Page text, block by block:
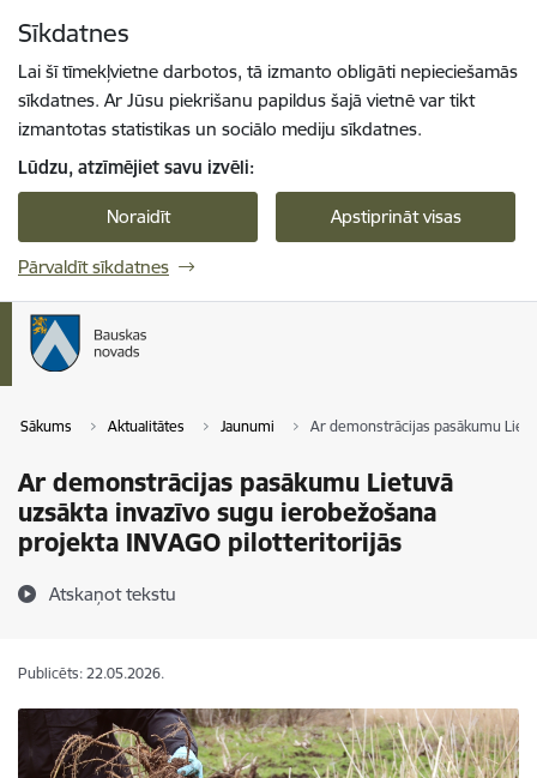
Sīkdatnes
Lai šī tīmekļvietne darbotos, tā izmanto obligāti nepieciešamās
sīkdatnes. Ar Jūsu piekrišanu papildus šajā vietnē var tikt
izmantotas statistikas un sociālo mediju sīkdatnes.
Lūdzu, atzīmējiet savu izvēli:
Noraidīt Apstiprināt visas
Pārvaldīt sīkdatnes
Sākums Aktualitātes Jaunumi Ar demonstrācijas pasākumu
Ar demonstrācijas pasākumu Lietuvā
uzsākta invazīvo sugu ierobežošana
projekta INVAGO pilotteritorijās
Atskaņot tekstu
Publicēts: 22.05.2026.